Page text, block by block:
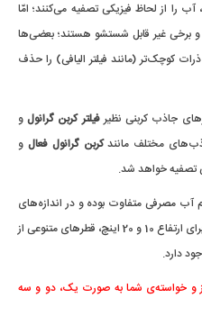
را از لحاظ فیزیکی تصفیه می‌کنند؛ امّا
و برخی غیر قابل شستشو هستند؛ بعضی‌ها
کوچک‌تر (مانند فیلتر الیافی) را حذف
جاذب کربنی نظیرفیلتر کربن گرانولو
مختلف مانندکربن گرانول فعال و
تصفیه خواهد شد.
آب مصرفی متفاوت بوده و در اندازه‌های
7، 10 و 20 اینچ استفاده می‌شود؛ همچنین برای ارتفاع 10 و 20 اینچ، قطر‌های متنوعی از
و خواسته‌ی شما به صورت یک، دو و سه